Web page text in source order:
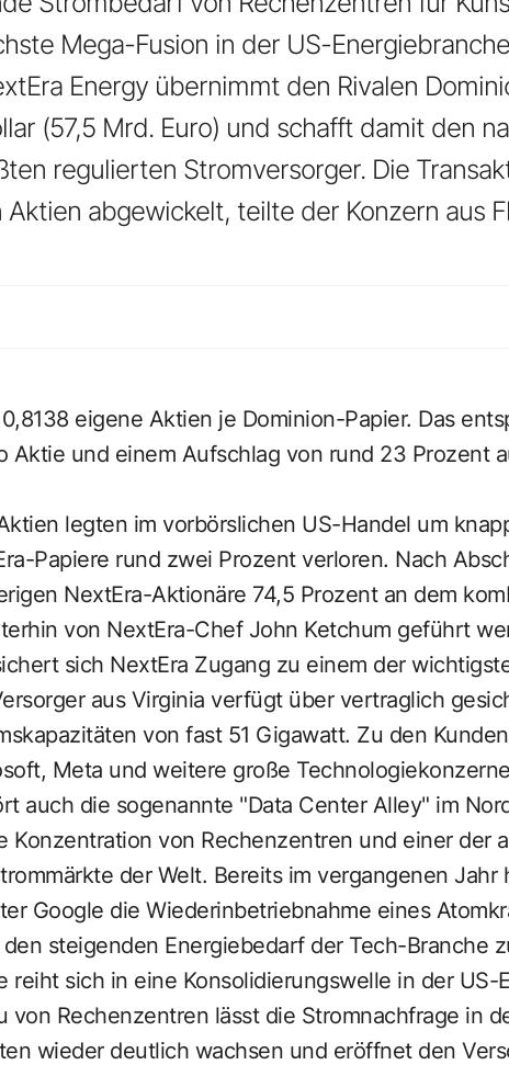
Mega-Fusion in der US-
Energy übernimmt den Rivalen
(57,5 Mrd. Euro) und schafft damit den
regulierten Stromversorger. Die
Aktien abgewickelt, teilte der Konzern aus
eigene Aktien je Dominion-Papier. Das
Aktie und einem Aufschlag von rund 23 Prozent
legten im vorbörslichen US-Handel um
Papiere rund zwei Prozent verloren. Nach
NextEra-Aktionäre 74,5 Prozent an dem
von NextEra-Chef John Ketchum geführt
sich NextEra Zugang zu einem der
aus Virginia verfügt über vertraglich
von fast 51 Gigawatt. Zu den
Meta und weitere große
auch die sogenannte "Data Center Alley" im
Konzentration von Rechenzentren und einer der
der Welt. Bereits im vergangenen Jahr
Google die Wiederinbetriebnahme eines
steigenden Energiebedarf der Tech-Branche
reiht sich in eine Konsolidierungswelle in der US-
von Rechenzentren lässt die Stromnachfrage in
wieder deutlich wachsen und eröffnet den